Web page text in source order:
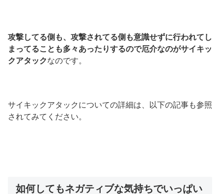
攻撃してる側も、攻撃されてる側も意識せずに行われてし
まってることも多々あったりするので厄介なのがサイキッ
クアタックなのです。
サイキックアタックについての詳細は、以下の記事も参照
されてみてください。
如何してもネガティブな気持ちでいっぱい